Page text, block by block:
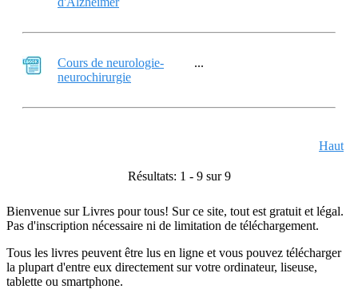
Cours de neurologie-
neurochirurgie
...
Haut
Résultats: 1 - 9 sur 9
Bienvenue sur Livres pour tous! Sur ce site, tout est gratuit et légal.
Pas d'inscription nécessaire ni de limitation de téléchargement.
Tous les livres peuvent être lus en ligne et vous pouvez télécharger
la plupart d'entre eux directement sur votre ordinateur, liseuse,
tablette ou smartphone.